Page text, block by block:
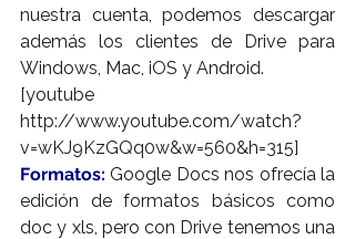
nuestra cuenta, podemos descargar
además los clientes de Drive para
Windows, Mac, iOS y Android.
[youtube
http://www.youtube.com/watch?
v=wKJ9KzGQq0w&w=560&h=315]
Formatos: Google Docs nos ofrecía la
edición de formatos básicos como
doc y xls, pero con Drive tenemos una